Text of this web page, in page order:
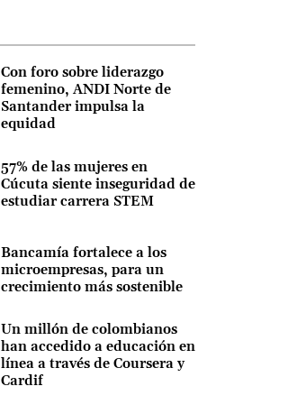
Con foro sobre liderazgo
femenino, ANDI Norte de
Santander impulsa la
equidad
57% de las mujeres en
Cúcuta siente inseguridad de
estudiar carrera STEM
Bancamía fortalece a los
microempresas, para un
crecimiento más sostenible
Un millón de colombianos
han accedido a educación en
línea a través de Coursera y
Cardif